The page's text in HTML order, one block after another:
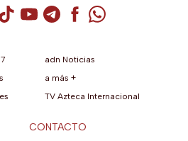
de X / Twitter (se abre en una
de Instagram (se abre en una
Cuenta de TikTok (se abre en
Cuenta de YouTube (se abre
Cuenta de Telegram (se
Cuenta de
Cuenta de
adn Noticias
a más +
TV Azteca Internacional
CONTACTO